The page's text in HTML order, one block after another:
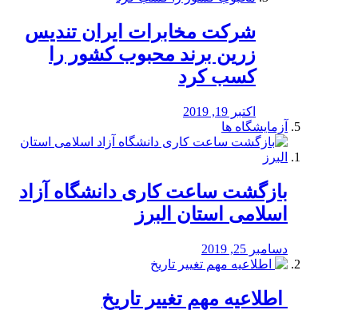
شرکت مخابرات ایران تندیس
زرین برند محبوب کشور را
کسب کرد
اکتبر 19, 2019
آزمایشگاه ها
بازگشت ساعت کاری دانشگاه آزاد
اسلامی استان البرز
دسامبر 25, 2019
️ اطلاعیه مهم تغییر تاریخ